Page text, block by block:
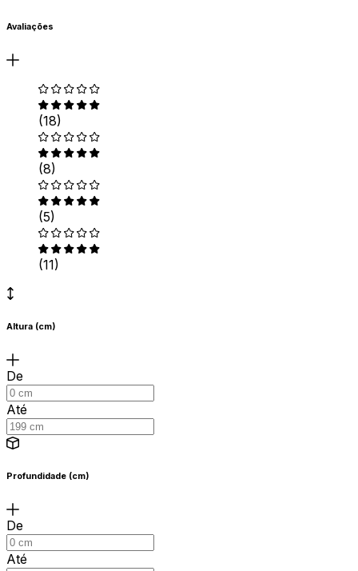
Avaliações
(18)
(8)
(5)
(11)
Altura (cm)
De
Até
Profundidade (cm)
De
Até